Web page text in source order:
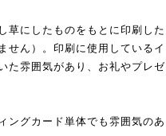
草にしたものをもとに印刷した
せん）。印刷に使用しているイ
た雰囲気があり、お礼やプレゼ
ングカード単体でも雰囲気のあ